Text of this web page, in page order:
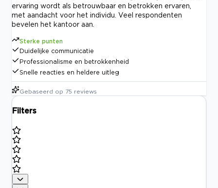
ervaring wordt als betrouwbaar en betrokken ervaren,
met aandacht voor het individu. Veel respondenten
bevelen het kantoor aan.
Sterke punten
Duidelijke communicatie
Professionalisme en betrokkenheid
Snelle reacties en heldere uitleg
Gebaseerd op 75 reviews
Filters